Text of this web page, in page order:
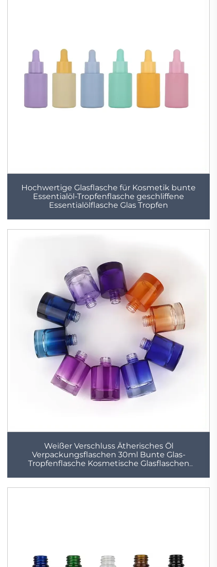
Hochwertige Glasflasche für Kosmetik bunte
Essentialöl-Tropfenflasche geschliffene
Essentialölflasche Glas Tropfen
Weißer Verschluss Ätherisches Öl
Verpackungsflaschen 30ml Bunte Glas-
Tropfenflasche Kosmetische Glasflaschen